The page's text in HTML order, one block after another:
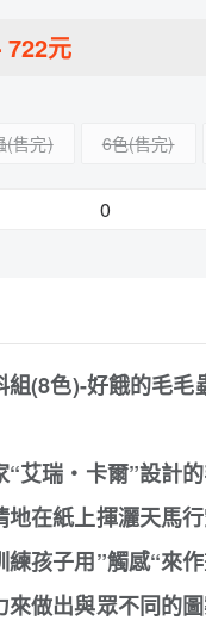
722元
6色
組(8色)-好餓的毛毛
“艾瑞‧卡爾”設計
地在紙上揮灑天馬
練孩子用”觸感“來
來做出與眾不同的